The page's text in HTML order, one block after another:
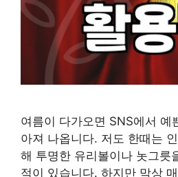
여름이 다가오면 SNS에서 예
아져 나옵니다. 저도 한때는
해 투명한 유리볼이나 놋그릇
적이 있습니다. 하지만 막상